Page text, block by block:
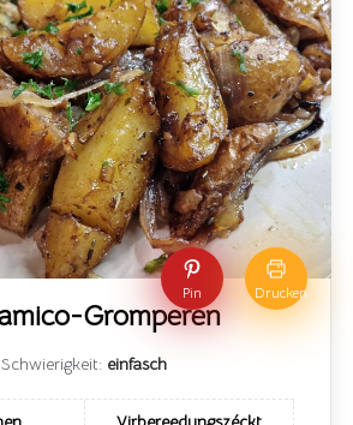
Pin Drucken
Gromperen
Schwierigkeit: einfasch